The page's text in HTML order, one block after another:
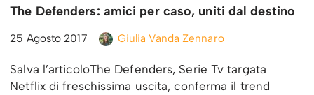
The Defenders: amici per caso, uniti dal destino
25 Agosto 2017 Giulia Vanda Zennaro
Salva l’articoloThe Defenders, Serie Tv targata
Netflix di freschissima uscita, conferma il trend